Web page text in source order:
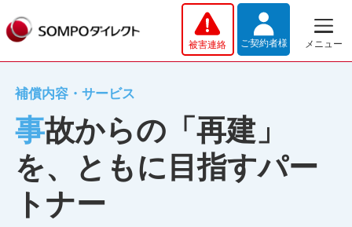
インコンテンツへスキップする
被害連絡 ご契約者様 メニュー
補償内容・サービス
事故からの「再建」
を、ともに目指すパー
トナー